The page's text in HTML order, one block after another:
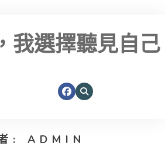
我選擇聽見自己
: ADMIN